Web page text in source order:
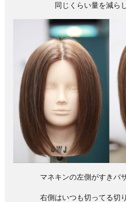
同じくらい量を減ら
マネキンの左側がすきバ
右側はいつも切ってる切